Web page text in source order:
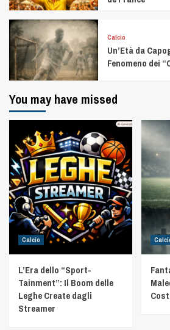
Calcio
Un’Età da
Fenomeno dei
You may have missed
Calcio
L’Era dello “Sport-
Tainment”: Il Boom delle
Leghe Create dagli
Streamer